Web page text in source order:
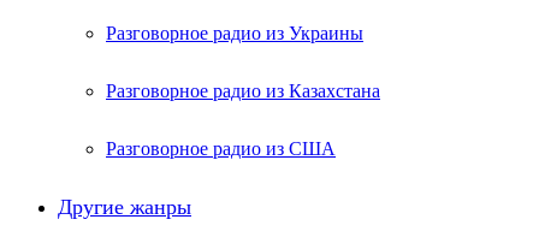
Разговорное радио из Украины
Разговорное радио из Казахстана
Разговорное радио из США
Другие жанры